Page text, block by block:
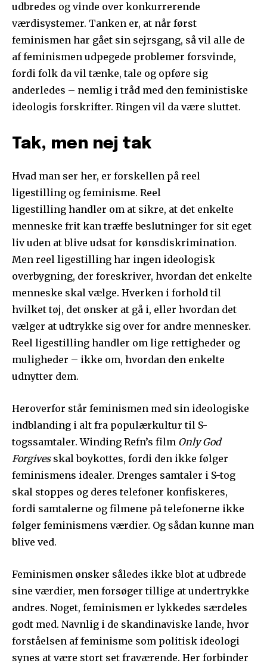
udbredes og vinde over konkurrerende
værdisystemer. Tanken er, at når først
feminismen har gået sin sejrsgang, så vil alle de
af feminismen udpegede problemer forsvinde,
fordi folk da vil tænke, tale og opføre sig
anderledes – nemlig i tråd med den feministiske
ideologis forskrifter. Ringen vil da være sluttet.
Tak, men nej tak
Hvad man ser her, er forskellen på reel
ligestilling og feminisme. Reel
ligestilling handler om at sikre, at det enkelte
menneske frit kan træffe beslutninger for sit eget
liv uden at blive udsat for kønsdiskrimination.
Men reel ligestilling har ingen ideologisk
overbygning, der foreskriver, hvordan det enkelte
menneske skal vælge. Hverken i forhold til
hvilket tøj, det ønsker at gå i, eller hvordan det
vælger at udtrykke sig over for andre mennesker.
Reel ligestilling handler om lige rettigheder og
muligheder – ikke om, hvordan den enkelte
udnytter dem.
Heroverfor står feminismen med sin ideologiske
indblanding i alt fra populærkultur til S-
togssamtaler. Winding Refn’s film Only God
Forgivesskal boykottes, fordi den ikke følger
feminismens idealer. Drenges samtaler i S-tog
skal stoppes og deres telefoner konfiskeres,
fordi samtalerne og filmene på telefonerne ikke
følger feminismens værdier. Og sådan kunne man
blive ved.
Feminismen ønsker således ikke blot at udbrede
sine værdier, men forsøger tillige at undertrykke
andres. Noget, feminismen er lykkedes særdeles
godt med. Navnlig i de skandinaviske lande, hvor
forståelsen af feminisme som politisk ideologi
synes at være stort set fraværende. Her forbinder